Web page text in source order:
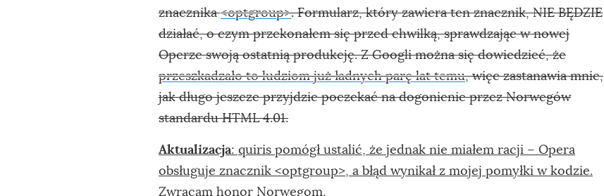
znacznika<optgroup>. Formularz, który zawiera ten znacznik, NIE BĘDZIE
działać, o czym przekonałem się przed chwilką, sprawdzając w nowej
Operze swoją ostatnią produkcję. Z Googli można się dowiedzieć, że
przeszkadzało to ludziom już ładnych parę lat temu, więc zastanawia mnie,
jak długo jeszcze przyjdzie poczekać na dogonienie przez Norwegów
standardu HTML 4.01.
Aktualizacja: quiris pomógł ustalić, że jednak nie miałem racji – Opera
obsługuje znacznik <optgroup>, a błąd wynikał z mojej pomyłki w kodzie.
Zwracam honor Norwegom.